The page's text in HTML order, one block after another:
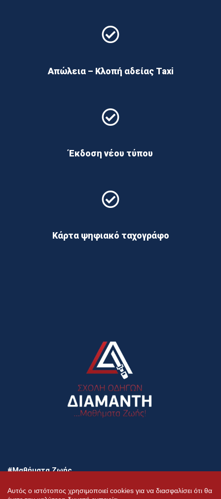
Απώλεια – Κλοπή αδείας Taxi
Έκδοση νέου τύπου
Κάρτα ψηφιακό ταχογράφο
#Μαθήματα Ζωής
Αυτός ο ιστότοπος χρησιμοποιεί cookies για να διασφαλίσει ότι θα